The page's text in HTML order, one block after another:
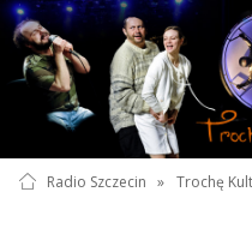
Radio Szczecin » Trochę